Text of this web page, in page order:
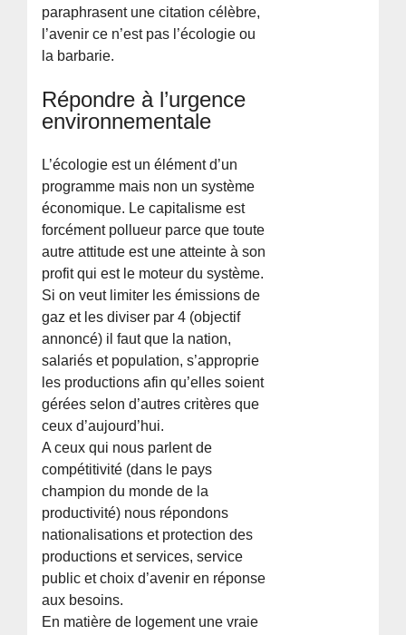
paraphrasent une citation célèbre,
l’avenir ce n’est pas l’écologie ou
la barbarie.
Répondre à l’urgence
environnementale
L’écologie est un élément d’un
programme mais non un système
économique. Le capitalisme est
forcément pollueur parce que toute
autre attitude est une atteinte à son
profit qui est le moteur du système.
Si on veut limiter les émissions de
gaz et les diviser par 4 (objectif
annoncé) il faut que la nation,
salariés et population, s’approprie
les productions afin qu’elles soient
gérées selon d’autres critères que
ceux d’aujourd’hui.
A ceux qui nous parlent de
compétitivité (dans le pays
champion du monde de la
productivité) nous répondons
nationalisations et protection des
productions et services, service
public et choix d’avenir en réponse
aux besoins.
En matière de logement une vraie